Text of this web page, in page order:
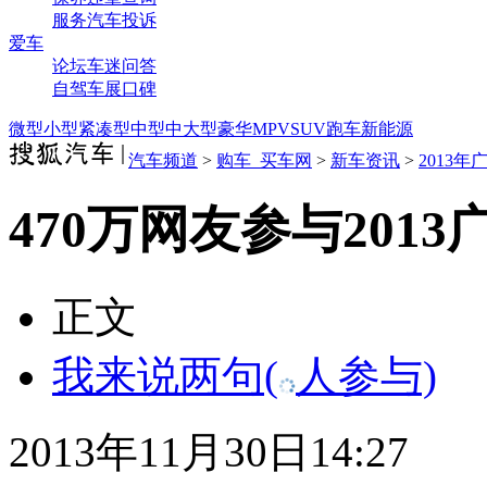
服务汽车投诉
爱车
论坛车迷问答
自驾车展口碑
微型小型紧凑型中型中大型豪华MPVSUV跑车新能源
汽车频道 > 购车_买车网 > 新车资讯 > 2013年
470万网友参与2013
正文
我来说两句( 人参与)
2013年11月30日14:27